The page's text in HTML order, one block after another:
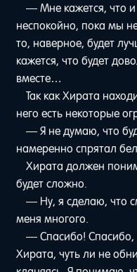
— Мне кажется, что
неспокойно, пока мы
то, наверное, будет
кажется, что будет
вместе…
Так как Хирата
него есть некоторые
— Я не думаю, что
намеренно спрятал
Хирата должен
будет сложно.
— Ну, я сделаю, что
меня многого.
— Спасибо!
Хирата, чуть ли не